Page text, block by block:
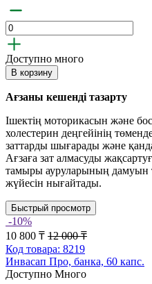
Доступно много
В корзину
Ағзаны кешенді тазарту
Ішектің моторикасын және
холестерин деңгейінің
заттарды шығарады және
Ағзаға зат алмасуды
тамыры ауруларының дамуын
жүйесін нығайтады.
Быстрый просмотр
-10%
10 800 ₸ 12 000 ₸
Код товара: 8219
Инвасап Про, банка, 60 капс.
Доступно Много